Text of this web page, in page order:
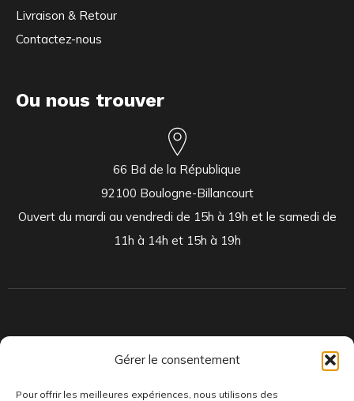
Gérer le consentement
Pour offrir les meilleures expériences, nous utilisons des
Livraison & Retour
Contactez-nous
Ou nous trouver
66 Bd de la République
92100 Boulogne-Billancourt
Ouvert du mardi au vendredi de 15h à 19h et le samedi de
11h à 14h et 15h à 19h
toujours des pépites musicales, dont des vinyles rares et exclusifs.